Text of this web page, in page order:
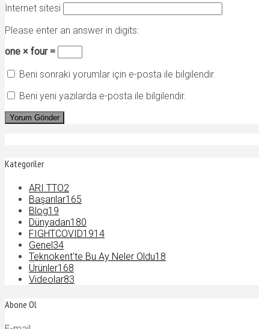
İnternet sitesi
Please enter an answer in digits:
one × four =
Beni sonraki yorumlar için e-posta ile bilgilendir.
Beni yeni yazılarda e-posta ile bilgilendir.
Kategoriler
ARI TTO2
Başarılar165
Blog19
Dünyadan180
FIGHTCOVID1914
Genel 34
Teknokent'te Bu Ay Neler Oldu18
Ürünler168
Videolar83
Abone Ol